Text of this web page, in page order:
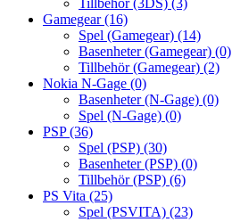
Tillbehör (3DS) (3)
Gamegear(16)
Spel (Gamegear) (14)
Basenheter (Gamegear) (0)
Tillbehör (Gamegear) (2)
Nokia N-Gage (0)
Basenheter (N-Gage) (0)
Spel (N-Gage) (0)
PSP(36)
Spel (PSP) (30)
Basenheter (PSP) (0)
Tillbehör (PSP) (6)
PS Vita (25)
Spel (PSVITA) (23)